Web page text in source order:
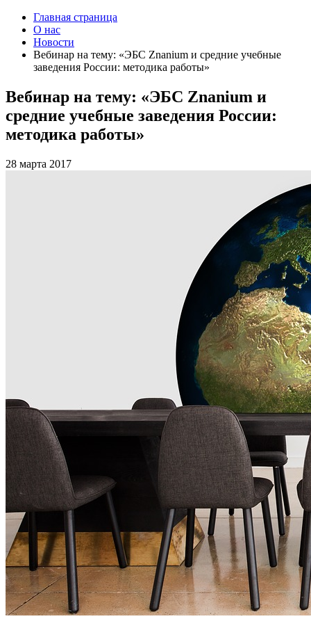
Главная страница
О нас
Новости
Вебинар на тему: «ЭБС Znanium и средние учебные
заведения России: методика работы»
Вебинар на тему: «ЭБС Znanium и
средние учебные заведения России:
методика работы»
28 марта 2017